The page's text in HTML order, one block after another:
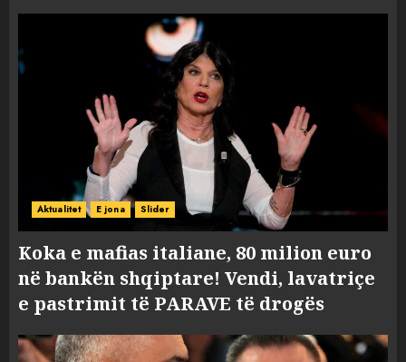
Aktualitet E jona Slider
Koka e mafias italiane, 80 milion euro
në bankën shqiptare! Vendi, lavatriçe
e pastrimit të PARAVE të drogës